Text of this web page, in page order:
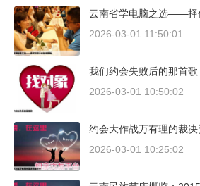
云南省学电脑之选——择
2026-03-01 11:50:01
我们约会失败后的那首歌
2026-03-01 10:50:02
约会大作战万有理的裁
2026-03-01 10:25:02